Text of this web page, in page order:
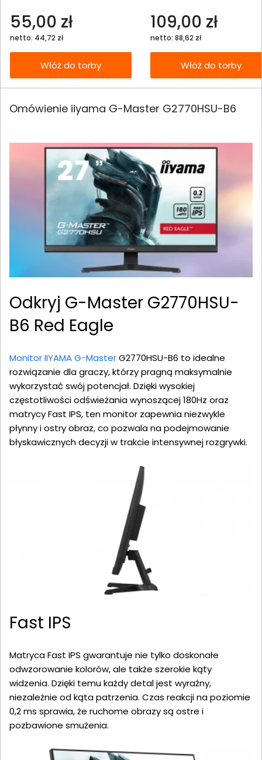
55,00 zł
netto: 44,72 zł
Włóż do torby
109,00 zł
netto: 88,62 zł
Włóż do torby
Omówienie iiyama G-Master G2770HSU-B6
Odkryj G-Master G2770HSU-
B6 Red Eagle
Monitor IIYAMA G-MasterG2770HSU-B6 to idealne
rozwiązanie dla graczy, którzy pragną maksymalnie
wykorzystać swój potencjał. Dzięki wysokiej
częstotliwości odświeżania wynoszącej 180Hz oraz
matrycy Fast IPS, ten monitor zapewnia niezwykle
płynny i ostry obraz, co pozwala na podejmowanie
błyskawicznych decyzji w trakcie intensywnej rozgrywki.
Fast IPS
Matryca Fast IPS gwarantuje nie tylko doskonałe
odwzorowanie kolorów, ale także szerokie kąty
widzenia. Dzięki temu każdy detal jest wyraźny,
niezależnie od kąta patrzenia. Czas reakcji na poziomie
0,2 ms sprawia, że ruchome obrazy są ostre i
pozbawione smużenia.